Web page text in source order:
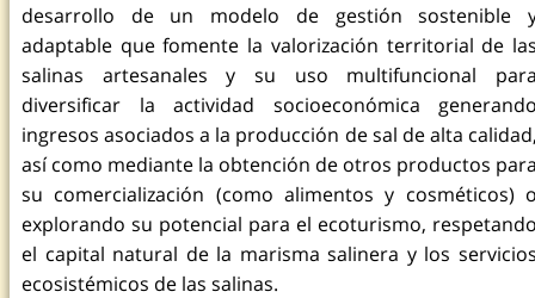
desarrollo de un modelo de gestión sostenible
adaptable que fomente la valorización territorial de
salinas artesanales y su uso multifuncional
diversificar la actividad socioeconómica
ingresos asociados a la producción de sal de alta
así como mediante la obtención de otros productos
su comercialización (como alimentos y cosméticos)
explorando su potencial para el ecoturismo,
el capital natural de la marisma salinera y los
ecosistémicos de las salinas.